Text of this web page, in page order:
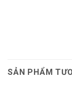
SẢN PHẨM